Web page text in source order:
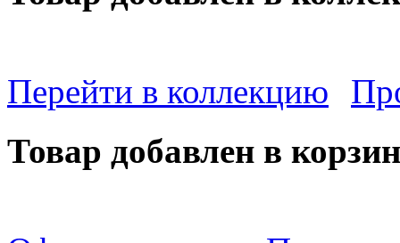
Перейти в коллекцию
Товар добавлен в